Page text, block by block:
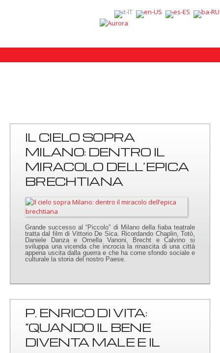
IL CIELO SOPRA
MILANO: DENTRO IL
MIRACOLO DELL’EPICA
BRECHTIANA
Grande successo al “Piccolo” di Milano della fiaba teatrale
tratta dal film di Vittorio De Sica. Ricordando Chaplin, Totò,
Daniele Danza e Ornella Vanoni, Brecht e Calvino si
sviluppa una vicenda che incrocia la rinascita di una città
appena uscita dalla guerra e che ha come sfondo sociale e
culturale la storia del nostro Paese.
P. ENRICO DI VITA:
“QUANDO IL BENE
DIVENTA MALE E IL